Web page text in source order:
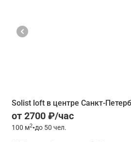
Solist loft в центре Санкт-
от 2700 ₽/час
100 м2•до 50 чел.